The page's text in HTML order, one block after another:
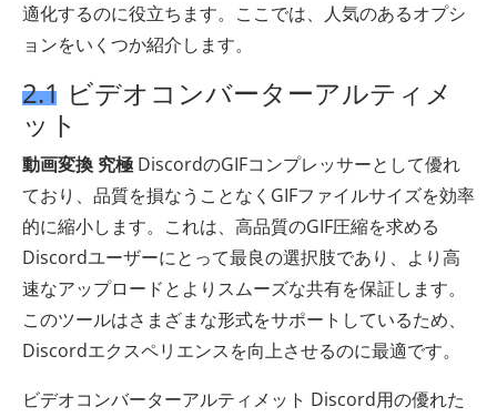
適化するのに役立ちます。ここでは、人気のあるオプシ
ョンをいくつか紹介します。
2.1 ビデオコンバーターアルティメ
ット
動画変換 究極 DiscordのGIFコンプレッサーとして優れ
ており、品質を損なうことなくGIFファイルサイズを効率
的に縮小します。これは、高品質のGIF圧縮を求める
Discordユーザーにとって最良の選択肢であり、より高
速なアップロードとよりスムーズな共有を保証します。
このツールはさまざまな形式をサポートしているため、
Discordエクスペリエンスを向上させるのに最適です。
ビデオコンバーターアルティメット Discord用の優れた